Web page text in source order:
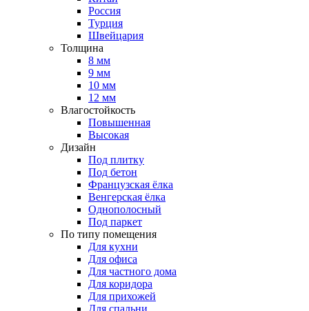
Россия
Турция
Швейцария
Толщина
8 мм
9 мм
10 мм
12 мм
Влагостойкость
Повышенная
Высокая
Дизайн
Под плитку
Под бетон
Французская ёлка
Венгерская ёлка
Однополосный
Под паркет
По типу помещения
Для кухни
Для офиса
Для частного дома
Для коридора
Для прихожей
Для спальни